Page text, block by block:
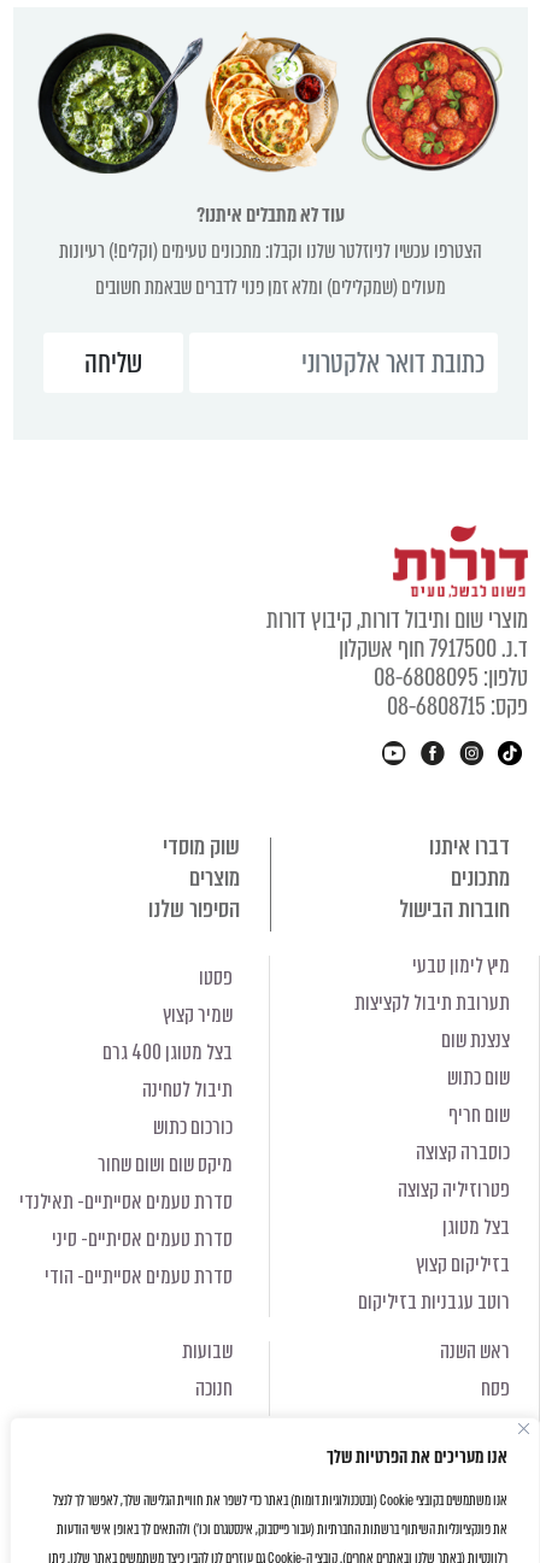
אנו מעריכים את הפרטיות שלך
אנו משתמשים בקובצי Cookie (ובטכנולוגיות דומות) באתר כדי לשפר את חוויית הגלישה שלך, לאפשר לך לנצל
את פונקציונליות השיתוף ברשתות החברתיות (עבור פייסבוק, אינסטגרם וכו') ולהתאים לך באופן אישי הודעות
רלוונטיות (באתר שלנו ובאתרים אחרים). קובצי ה-Cookie גם עוזרים לנו להבין כיצד משתמשים באתר שלנו. ניתן
עוד לא מתבלים איתנו?
הצטרפו עכשיו לניוזלטר שלנו וקבלו: מתכונים טעימים (וקלים!) רעיונות
מעולים (שמקלילים) ומלא זמן פנוי לדברים שבאמת חשובים
מוצרי שום ותיבול דורות, קיבוץ דורות
ד.נ. 7917500 חוף אשקלון
טלפון: 08-6808095
פקס: 08-6808715
דברו איתנו
שוק מוסדי
מתכונים
מוצרים
חוברות הבישול
הסיפור שלנו
מיץ לימון טבעי
תערובת תיבול לקציצות
צנצנת שום
שום כתוש
שום חריף
כוסברה קצוצה
פטרוזיליה קצוצה
בצל מטוגן
בזיליקום קצוץ
רוטב עגבניות בזיליקום
פסטו
שמיר קצוץ
בצל מטוגן 400 גרם
תיבול לטחינה
כורכום כתוש
מיקס שום ושום שחור
סדרת טעמים אסייתיים- תאילנדי
סדרת טעמים אסיתיים- סיני
סדרת טעמים אסייתיים- הודי
ראש השנה
פסח
שבועות
חנוכה
ראש השנה
פסח
חנוכה
אודות תקנון האתר